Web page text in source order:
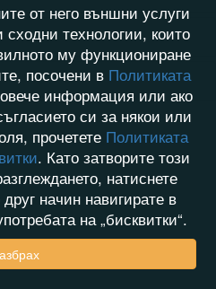
от него външни услуги
сходни технологии, които
му функциониране
посочени в Политиката
информация или ако
си за някои или
прочетете Политиката
. Като затворите този
натиснете
начин навигирате в
на „бисквитки“.